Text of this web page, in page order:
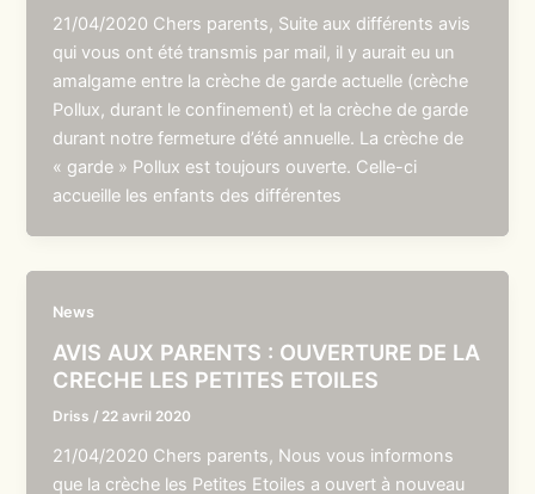
21/04/2020 Chers parents, Suite aux différents avis
qui vous ont été transmis par mail, il y aurait eu un
amalgame entre la crèche de garde actuelle (crèche
Pollux, durant le confinement) et la crèche de garde
durant notre fermeture d’été annuelle. La crèche de
« garde » Pollux est toujours ouverte. Celle-ci
accueille les enfants des différentes
News
AVIS AUX PARENTS : OUVERTURE DE LA
CRECHE LES PETITES ETOILES
Driss / 22 avril 2020
21/04/2020 Chers parents, Nous vous informons
que la crèche les Petites Etoiles a ouvert à nouveau